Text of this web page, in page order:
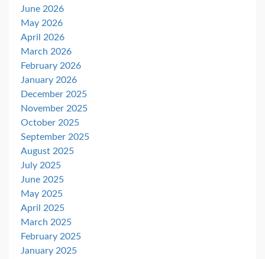
June 2026
May 2026
April 2026
March 2026
February 2026
January 2026
December 2025
November 2025
October 2025
September 2025
August 2025
July 2025
June 2025
May 2025
April 2025
March 2025
February 2025
January 2025